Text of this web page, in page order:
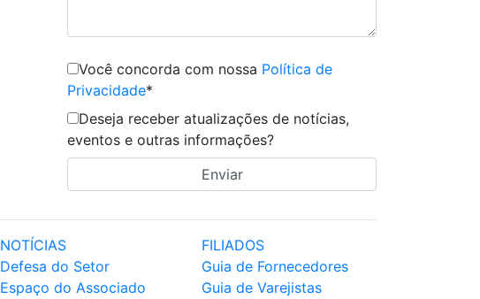
Você concorda com nossa Política de
Privacidade*
Deseja receber atualizações de notícias,
eventos e outras informações?
NOTÍCIAS
Defesa do Setor
Espaço do Associado
FILIADOS
Guia de Fornecedores
Guia de Varejistas